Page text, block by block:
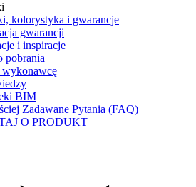
kolorystyka i gwarancje
gwarancji
i inspiracje
pobrania
wykonawcę
BIM
Zadawane Pytania (FAQ)
O PRODUKT